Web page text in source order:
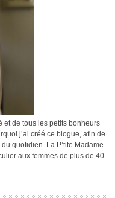
et de tous les petits bonheurs
j’ai créé ce blogue, afin de
quotidien. La P’tite Madame
aux femmes de plus de 40